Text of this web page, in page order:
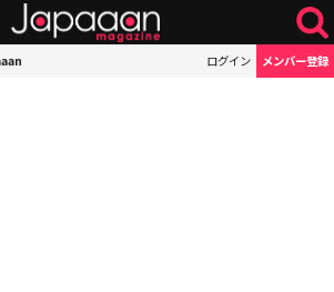
ログイン メンバー登録